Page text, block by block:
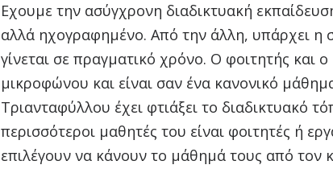
Εχουμε την ασύγχρονη διαδικτυακή
αλλά ηχογραφημένο. Από την άλλη, υπάρχει η
γίνεται σε πραγματικό χρόνο. Ο φοιτητής
μικροφώνου και είναι σαν ένα κανονικό
Τριανταφύλλου έχει φτιάξει το διαδικτυακό
περισσότεροι μαθητές του είναι φοιτητές ή
επιλέγουν να κάνουν το μάθημά τους από τον